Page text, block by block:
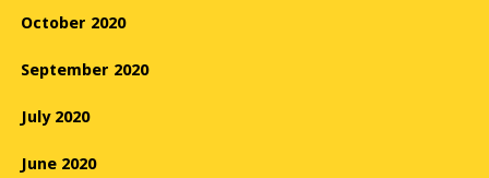
October 2020
September 2020
July 2020
June 2020